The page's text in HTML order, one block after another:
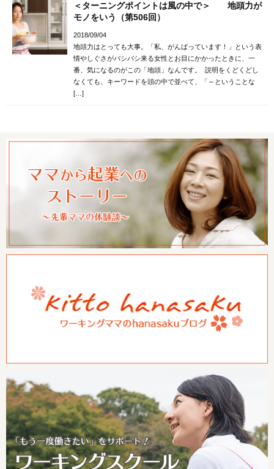
＜ターニングポイントは風の中で＞ 地頭力が
モノをいう（第506回）
2018/09/04
地頭力はとっても大事。「私、がんばっています！」という表
情やしぐさがバシバシ来る女性とお目にかかったときに、一
番、気になるのがこの「地頭」なんです。 説明をくどくどし
なくても、キーワードを頭の中で並べて、「～ということな
[…]